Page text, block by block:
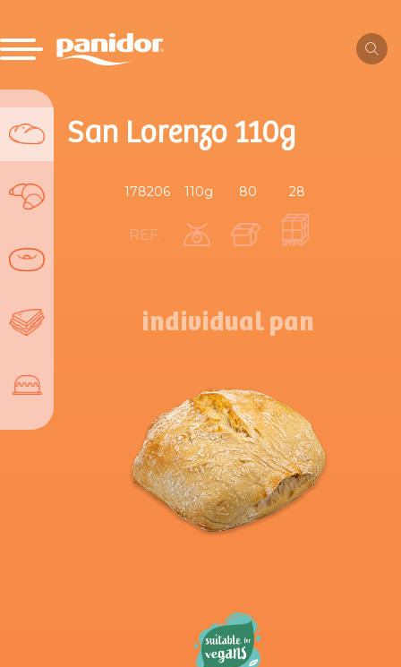
San Lorenzo 110g
REF.
178206 110g 80 28
individual pan